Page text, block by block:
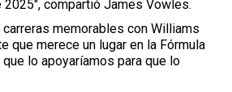
2025″, compartió James Vowles.
carreras memorables con Williams
que merece un lugar en la Fórmula
lo apoyaríamos para que lo